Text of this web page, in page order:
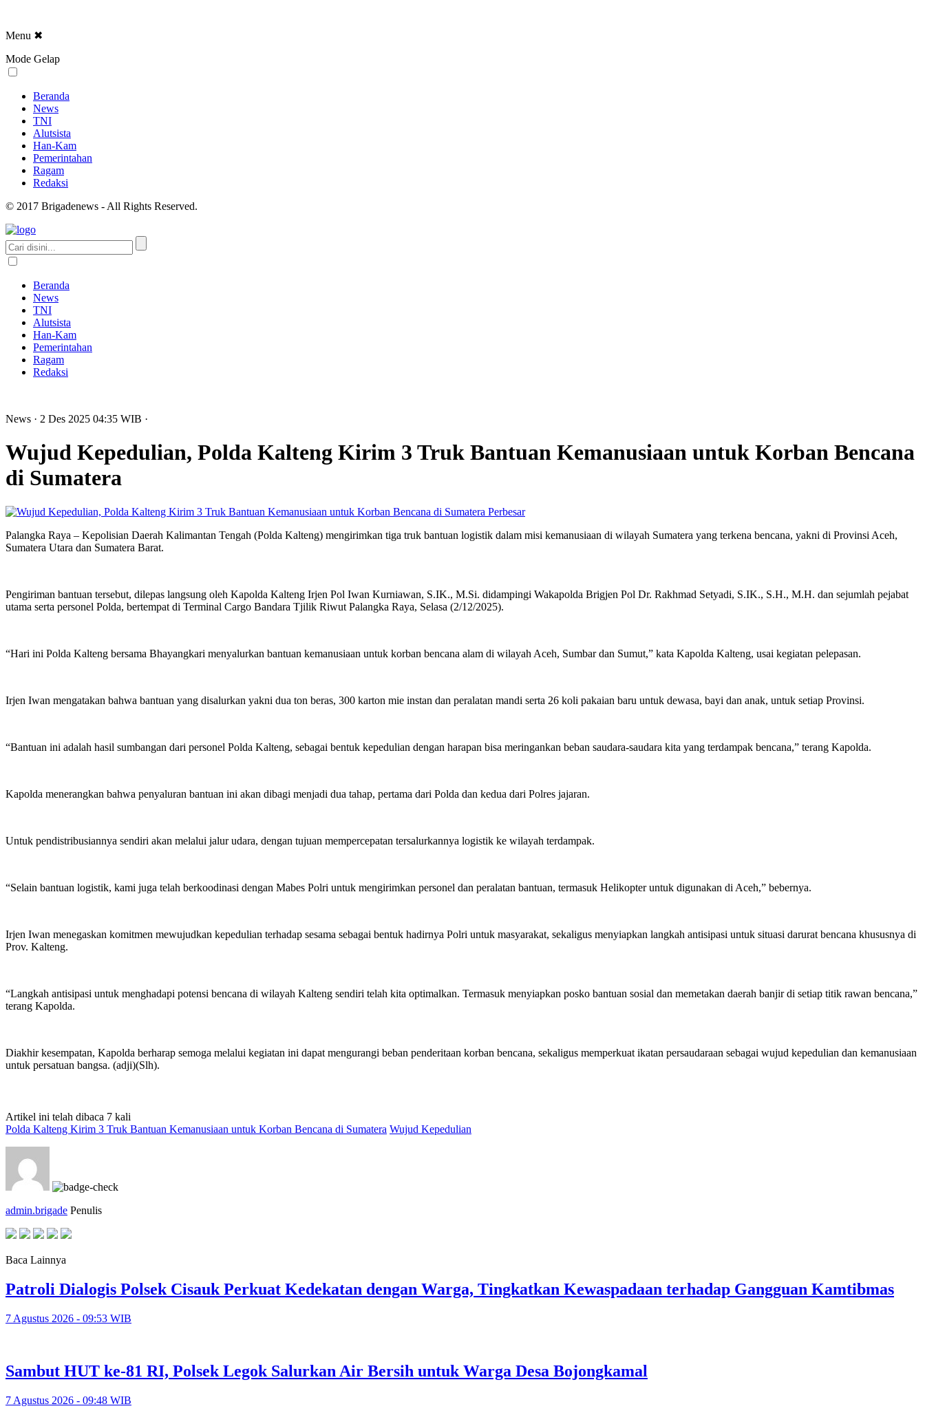
Menu ✖
Mode Gelap
Beranda
News
TNI
Alutsista
Han-Kam
Pemerintahan
Ragam
Redaksi
© 2017 Brigadenews - All Rights Reserved.
Beranda
News
TNI
Alutsista
Han-Kam
Pemerintahan
Ragam
Redaksi
News · 2 Des 2025 04:35 WIB ·
Wujud Kepedulian, Polda Kalteng Kirim 3 Truk Bantuan Kemanusiaan untuk Korban Bencana
di Sumatera
Perbesar
Palangka Raya – Kepolisian Daerah Kalimantan Tengah (Polda Kalteng) mengirimkan tiga truk bantuan logistik dalam misi kemanusiaan di wilayah Sumatera yang terkena bencana, yakni di Provinsi Aceh,
Sumatera Utara dan Sumatera Barat.
Pengiriman bantuan tersebut, dilepas langsung oleh Kapolda Kalteng Irjen Pol Iwan Kurniawan, S.IK., M.Si. didampingi Wakapolda Brigjen Pol Dr. Rakhmad Setyadi, S.IK., S.H., M.H. dan sejumlah pejabat
utama serta personel Polda, bertempat di Terminal Cargo Bandara Tjilik Riwut Palangka Raya, Selasa (2/12/2025).
“Hari ini Polda Kalteng bersama Bhayangkari menyalurkan bantuan kemanusiaan untuk korban bencana alam di wilayah Aceh, Sumbar dan Sumut,” kata Kapolda Kalteng, usai kegiatan pelepasan.
Irjen Iwan mengatakan bahwa bantuan yang disalurkan yakni dua ton beras, 300 karton mie instan dan peralatan mandi serta 26 koli pakaian baru untuk dewasa, bayi dan anak, untuk setiap Provinsi.
“Bantuan ini adalah hasil sumbangan dari personel Polda Kalteng, sebagai bentuk kepedulian dengan harapan bisa meringankan beban saudara-saudara kita yang terdampak bencana,” terang Kapolda.
Kapolda menerangkan bahwa penyaluran bantuan ini akan dibagi menjadi dua tahap, pertama dari Polda dan kedua dari Polres jajaran.
Untuk pendistribusiannya sendiri akan melalui jalur udara, dengan tujuan mempercepatan tersalurkannya logistik ke wilayah terdampak.
“Selain bantuan logistik, kami juga telah berkoodinasi dengan Mabes Polri untuk mengirimkan personel dan peralatan bantuan, termasuk Helikopter untuk digunakan di Aceh,” bebernya.
Irjen Iwan menegaskan komitmen mewujudkan kepedulian terhadap sesama sebagai bentuk hadirnya Polri untuk masyarakat, sekaligus menyiapkan langkah antisipasi untuk situasi darurat bencana khususnya di
Prov. Kalteng.
“Langkah antisipasi untuk menghadapi potensi bencana di wilayah Kalteng sendiri telah kita optimalkan. Termasuk menyiapkan posko bantuan sosial dan memetakan daerah banjir di setiap titik rawan bencana,”
terang Kapolda.
Diakhir kesempatan, Kapolda berharap semoga melalui kegiatan ini dapat mengurangi beban penderitaan korban bencana, sekaligus memperkuat ikatan persaudaraan sebagai wujud kepedulian dan kemanusiaan
untuk persatuan bangsa. (adji)(Slh).
Artikel ini telah dibaca 7 kali
Polda Kalteng Kirim 3 Truk Bantuan Kemanusiaan untuk Korban Bencana di Sumatera Wujud Kepedulian
admin.brigade Penulis
Baca Lainnya
Patroli Dialogis Polsek Cisauk Perkuat Kedekatan dengan Warga, Tingkatkan Kewaspadaan terhadap Gangguan Kamtibmas
7 Agustus 2026 - 09:53 WIB
Sambut HUT ke-81 RI, Polsek Legok Salurkan Air Bersih untuk Warga Desa Bojongkamal
7 Agustus 2026 - 09:48 WIB